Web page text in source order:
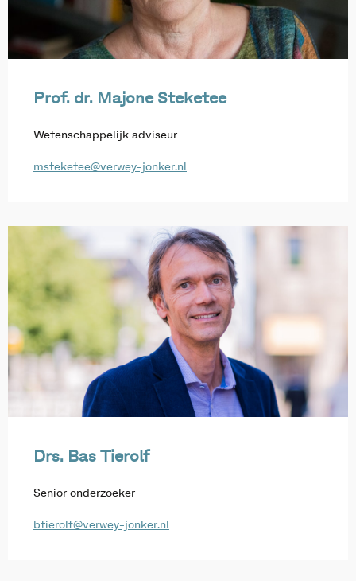
Onderwijs en ontwikkeling Overig
Prof. dr. Majone Steketee
Wetenschappelijk adviseur
msteketee@verwey-jonker.nl
Drs. Bas Tierolf
Senior onderzoeker
btierolf@verwey-jonker.nl